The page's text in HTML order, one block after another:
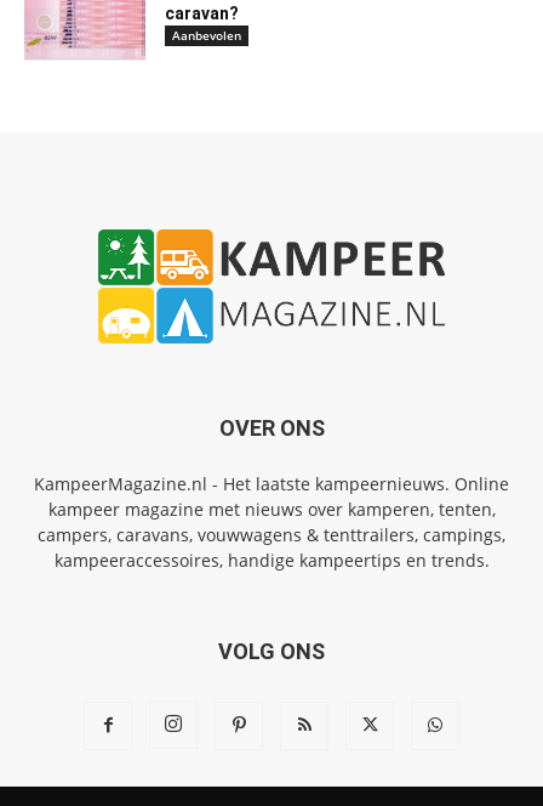
caravan?
Aanbevolen
OVER ONS
KampeerMagazine.nl - Het laatste kampeernieuws. Online
kampeer magazine met nieuws over kamperen, tenten,
campers, caravans, vouwwagens & tenttrailers, campings,
kampeeraccessoires, handige kampeertips en trends.
VOLG ONS